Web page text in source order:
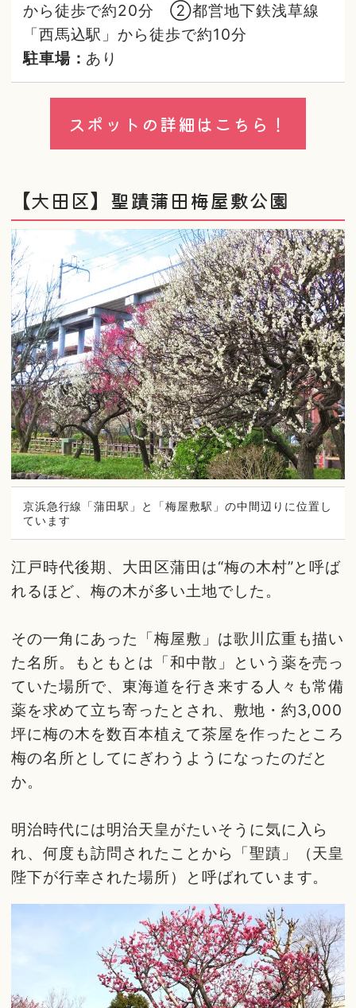
から徒歩で約20分 ②都営地下鉄浅草線
「西馬込駅」から徒歩で約10分
駐車場： あり
スポットの詳細はこちら！
【大田区】聖蹟蒲田梅屋敷公園
京浜急行線「蒲田駅」と「梅屋敷駅」の中間辺りに位置し
ています
江戸時代後期、大田区蒲田は“梅の木村”と呼ば
れるほど、梅の木が多い土地でした。
その一角にあった「梅屋敷」は歌川広重も描い
た名所。もともとは「和中散」という薬を売っ
ていた場所で、東海道を行き来する人々も常備
薬を求めて立ち寄ったとされ、敷地・約3,000
坪に梅の木を数百本植えて茶屋を作ったところ
梅の名所としてにぎわうようになったのだと
か。
明治時代には明治天皇がたいそうに気に入ら
れ、何度も訪問されたことから「聖蹟」（天皇
陛下が行幸された場所）と呼ばれています。